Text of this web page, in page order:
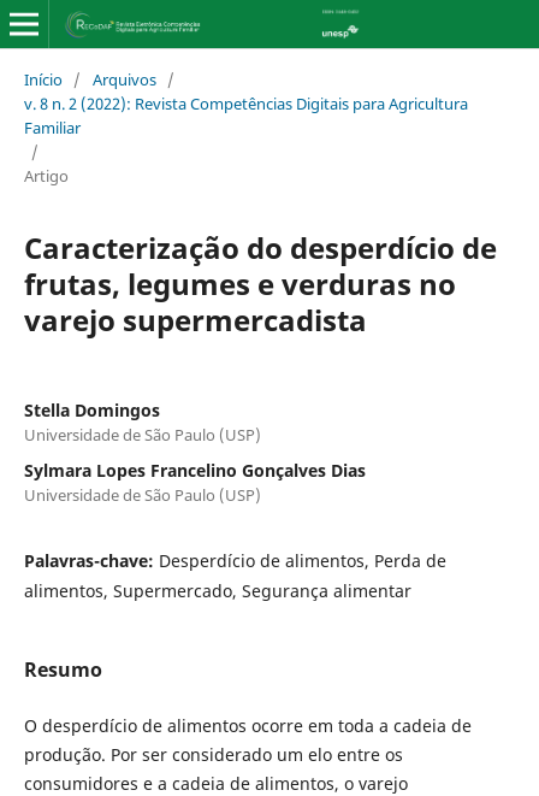
Início / Arquivos /
v. 8 n. 2 (2022): Revista Competências Digitais para Agricultura
Familiar
/
Artigo
Caracterização do desperdício de
frutas, legumes e verduras no
varejo supermercadista
Stella Domingos
Universidade de São Paulo (USP)
Sylmara Lopes Francelino Gonçalves Dias
Universidade de São Paulo (USP)
Palavras-chave: Desperdício de alimentos, Perda de
alimentos, Supermercado, Segurança alimentar
Resumo
O desperdício de alimentos ocorre em toda a cadeia de
produção. Por ser considerado um elo entre os
consumidores e a cadeia de alimentos, o varejo